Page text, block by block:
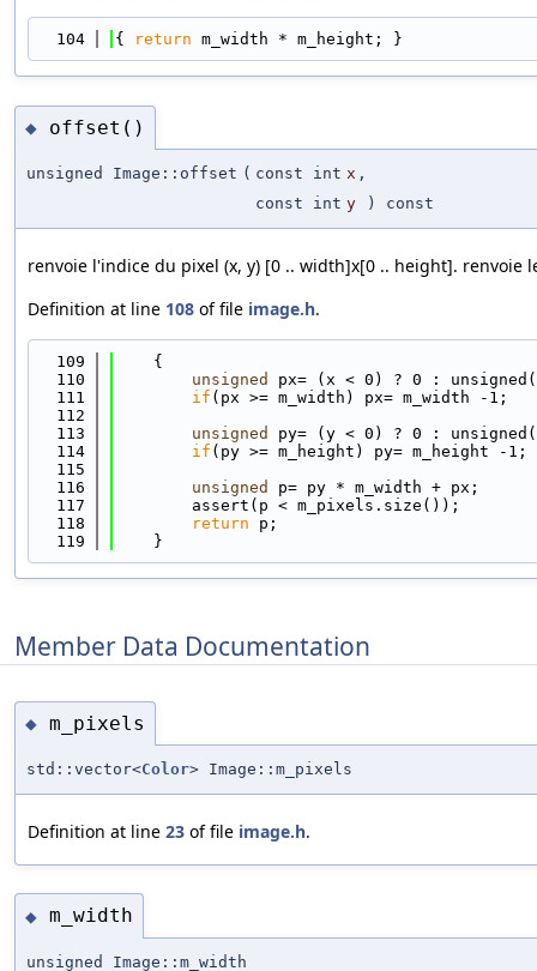
  104
{ return m_width * m_height; }
◆ offset()
unsigned Image::offset ( const int x ,
const int y ) const
renvoie l'indice du pixel (x, y) [0 .. width]x[0 .. height]. renvoie
Definition at line 108 of file image.h.
  109
    {
  110
unsigned
px= (x < 0) ? 0 :
  111
if (px >= m_width) px= m_width -1;
  112
  113
unsigned
py= (y < 0) ? 0 :
  114
if (py >= m_height) py= m_height -1;
  115
  116
unsigned
p= py * m_width + px;
  117
        assert(p < m_pixels.size());
  118
return p;
  119
    }
Member Data Documentation
◆ m_pixels
std::vector<Color> Image::m_pixels
Definition at line 23 of file image.h.
◆ m_width
unsigned Image::m_width